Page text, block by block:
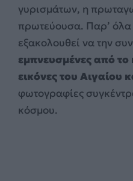
γυρισμάτων, η
πρωτεύουσα. Παρ’ όλα
εξακολουθεί να την
εμπνευσμένες από το
εικόνες του Αιγαίου
φωτογραφίες
κόσμου.